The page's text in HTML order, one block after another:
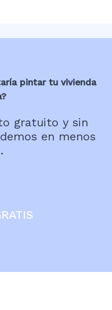
pintar tu vivienda
gratuito y sin
en menos